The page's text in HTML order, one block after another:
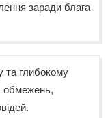
заради блага
та глибокому
обмежень,